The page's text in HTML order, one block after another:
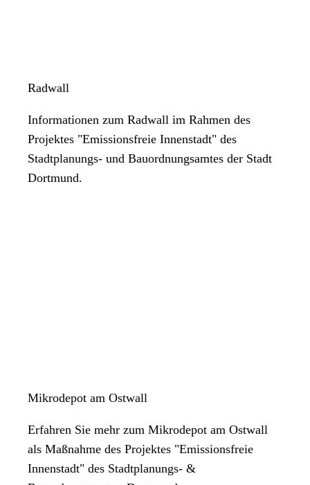
Radwall
Informationen zum Radwall im Rahmen des
Projektes "Emissionsfreie Innenstadt" des
Stadtplanungs- und Bauordnungsamtes der Stadt
Dortmund.
Mikrodepot am Ostwall
Erfahren Sie mehr zum Mikrodepot am Ostwall
als Maßnahme des Projektes "Emissionsfreie
Innenstadt" des Stadtplanungs- &